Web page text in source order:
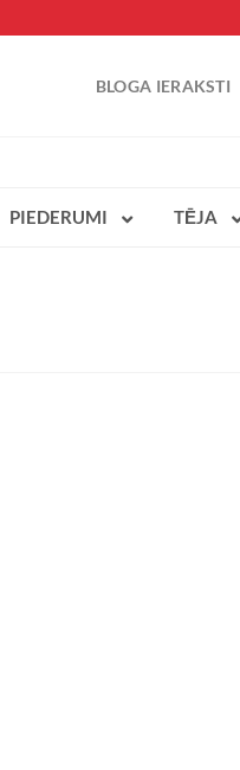
BLOGA IERAKSTI
PIEDERUMI TĒJA